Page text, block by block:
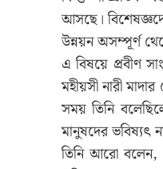
আসছে।
উন্নয়ন অসম্পূর্ণ
এ বিষয়ে প্রবীণ
মহীয়সী নারী
সময় তিনি
মানুষদের ভবিষ্যৎ
তিনি আরো বলেন,